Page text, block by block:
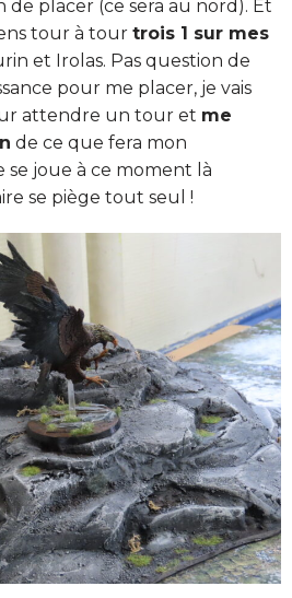
de placer (ce sera au nord). Et
tour à tour trois 1 sur mes
et Irolas. Pas question de
pour me placer, je vais
attendre un tour et me
de ce que fera mon
se joue à ce moment là
se piège tout seul !